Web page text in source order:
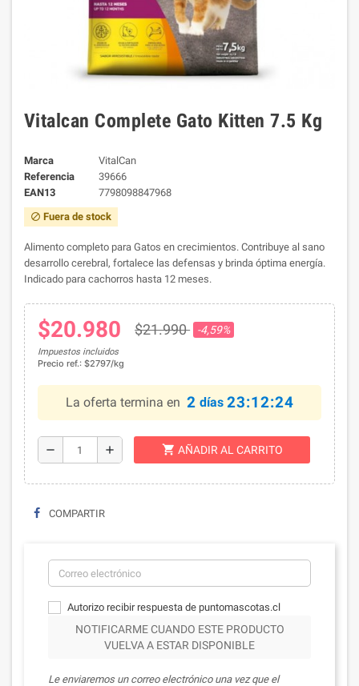
Vitalcan Complete Gato Kitten 7.5 Kg
Marca
VitalCan
Referencia
39666
EAN13
7798098847968
block Fuera de stock
Alimento completo para Gatos en crecimientos. Contribuye al sano
desarrollo cerebral, fortalece las defensas y brinda óptima energía.
Indicado para cachorros hasta 12 meses.
$20.980 $21.990 -4,59%
Impuestos incluidos
Precio ref.: $2797/kg
La oferta termina en 2 días 23:12:23
remove add shopping_cart AÑADIR AL CARRITO
COMPARTIR
Autorizo recibir respuesta de puntomascotas.cl
NOTIFICARME CUANDO ESTE PRODUCTO
VUELVA A ESTAR DISPONIBLE
Le enviaremos un correo electrónico una vez que el